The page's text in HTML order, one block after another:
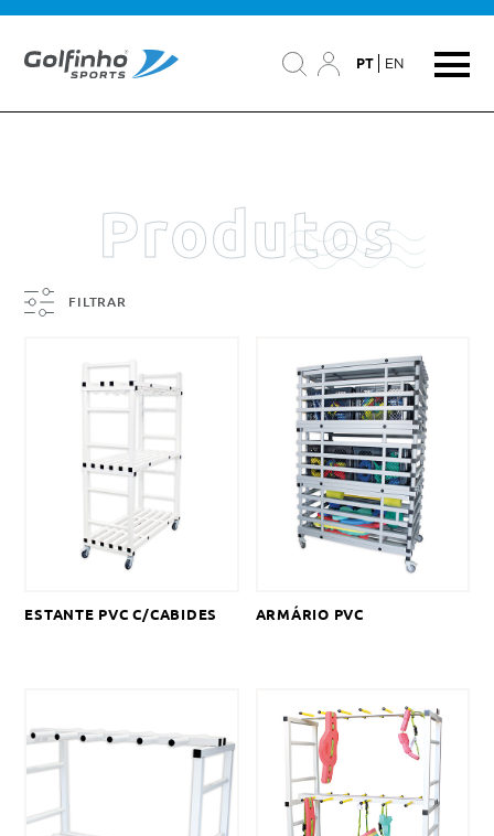
PT EN
Produtos
FILTRAR
ESTANTE PVC C/CABIDES ARMÁRIO PVC